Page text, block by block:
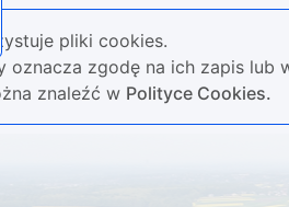
pliki cookies.
oznacza zgodę na ich zapis lub
znaleźć w Polityce Cookies.